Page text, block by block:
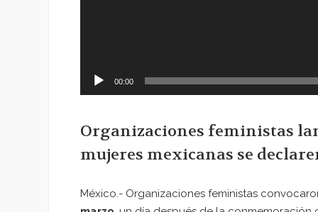
00:00
Organizaciones feministas
mujeres mexicanas se
México.- Organizaciones feministas